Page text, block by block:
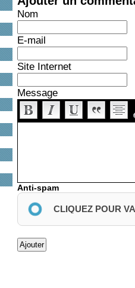
Nom
E-mail
Site Internet
Message
Anti-spam
CLIQUEZ POUR